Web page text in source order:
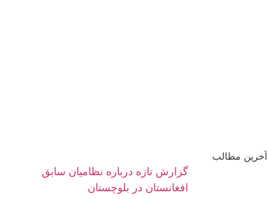
آخرین مطالب
گزارش تازه درباره نظامیان سابق
افغانستان در بلوچستان